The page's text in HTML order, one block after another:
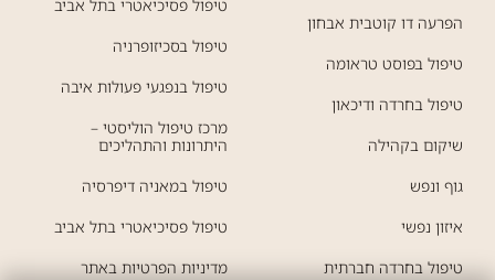
הפרעה דו קוטבית אבחון
טיפול בפוסט טראומה
טיפול בחרדה ודיכאון
שיקום בקהילה
גוף ונפש
איזון נפשי
טיפול בחרדה חברתית
טיפול פסיכיאטרי בתל אביב
טיפול בסכיזופרניה
טיפול בנפגעי פעולות איבה
מרכז טיפול הוליסטי –
היתרונות והתהליכים
טיפול במאניה דיפרסיה
טיפול פסיכיאטרי בתל אביב
מדיניות הפרטיות באתר